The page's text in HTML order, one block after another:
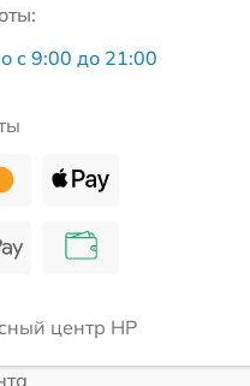
с 9:00 до 21:00
центр HP